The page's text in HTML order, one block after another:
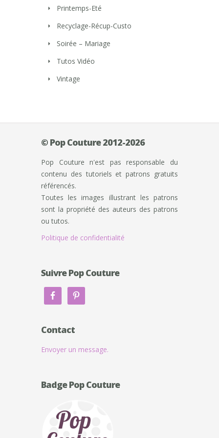
Printemps-Eté
Recyclage-Récup-Custo
Soirée – Mariage
Tutos Vidéo
Vintage
© Pop Couture 2012-2026
Pop Couture n'est pas responsable du
contenu des tutoriels et patrons gratuits
référencés.
Toutes les images illustrant les patrons
sont la propriété des auteurs des patrons
ou tutos.
Politique de confidentialité
Suivre Pop Couture
Contact
Envoyer un message.
Badge Pop Couture